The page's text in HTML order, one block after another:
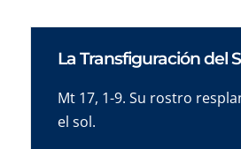
La Transfiguración del
Mt 17, 1-9. Su rostro
el sol.